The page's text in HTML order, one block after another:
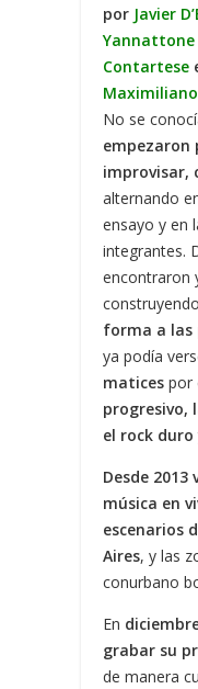
por Javier
Yannattone
Contartese
No se
empezaron
improvisar,
alternando
ensayo y en
integrantes.
encontraron
forma a las
ya podía
matices por
progresivo,
el rock
Desde
música en
escenarios
Aires, y las
conurbano
En
grabar su
de manera